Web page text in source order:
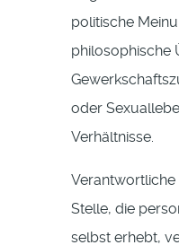
politische
philosophische
oder
Verhältnisse.
Verantwortliche
Stelle, die
selbst erhebt,